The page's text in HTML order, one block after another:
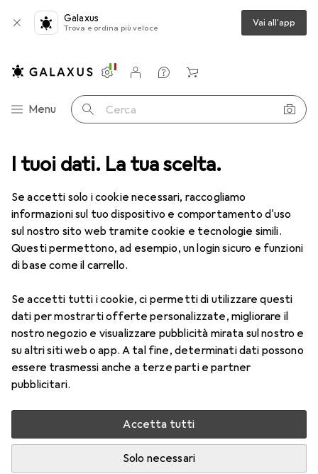
I tuoi dati. La tua scelta.
Se accetti solo i cookie necessari, raccogliamo
informazioni sul tuo dispositivo e comportamento d'uso
sul nostro sito web tramite cookie e tecnologie simili.
Questi permettono, ad esempio, un login sicuro e funzioni
di base come il carrello.
Se accetti tutti i cookie, ci permetti di utilizzare questi
dati per mostrarti offerte personalizzate, migliorare il
nostro negozio e visualizzare pubblicità mirata sul nostro e
su altri siti web o app. A tal fine, determinati dati possono
essere trasmessi anche a terze parti e partner
pubblicitari.
Accetta tutti
Solo necessari
Galaxus
Trova e ordina più veloce Vai all'app
Categoria Navigazione
Menu Cerca
Impostazioni
Conto cliente
Liste di confronto
Liste dei desideri
Carrello
Utensili elettrici Segatura + Taglio Smerigliatrice angolare
Smerigliatrice angolare
Prodotti Forum